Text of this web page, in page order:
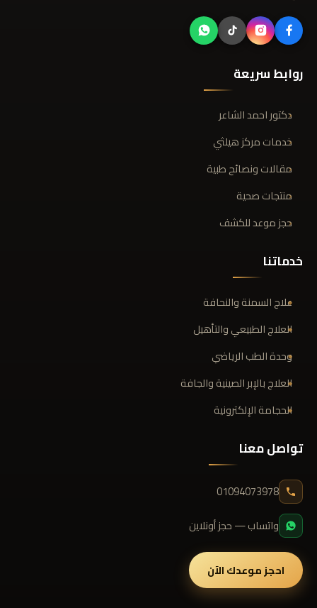
روابط سريعة
دكتور احمد الشاعر
خدمات مركز هيلثي
مقالات ونصائح طبية
منتجات صحية
حجز موعد للكشف
خدماتنا
علاج السمنة والنحافة
العلاج الطبيعي والتأهيل
وحدة الطب الرياضي
العلاج بالإبر الصينية والجافة
الحجامة الإلكترونية
تواصل معنا
01094073978
واتساب — حجز أونلاين
احجز موعدك الآن